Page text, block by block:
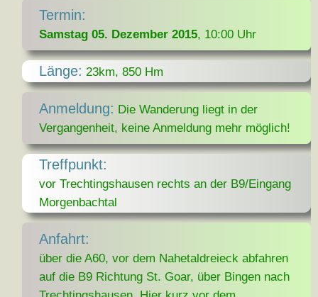
Termin:
Samstag 05. Dezember 2015, 10:00 Uhr
Länge: 23km, 850 Hm
Anmeldung: Die Wanderung liegt in der
Vergangenheit, keine Anmeldung mehr möglich!
Treffpunkt:
vor Trechtingshausen rechts an der B9/Eingang
Morgenbachtal
Anfahrt:
über die A60, vor dem Nahetaldreieck abfahren
auf die B9 Richtung St. Goar, über Bingen nach